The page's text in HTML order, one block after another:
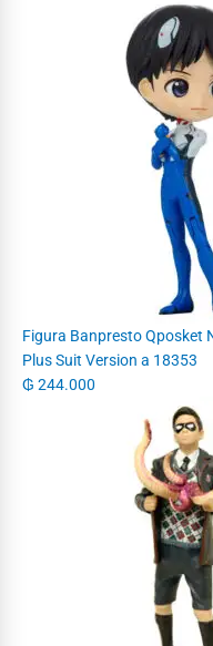
Figura Banpresto Qposket
Plus Suit Version a 18353
₲ 244.000